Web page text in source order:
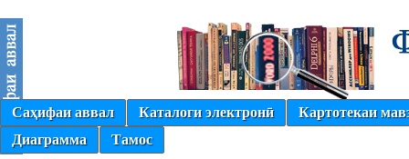
Саҳифаи аввал Каталоги электронӣ
Картотекаи
Диаграмма
Тамос